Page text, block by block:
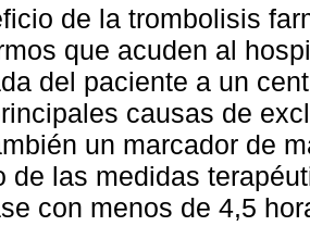
de la trombolisis
que acuden al
del paciente a un
causas de
un marcador de
de las medidas
con menos de 4,5